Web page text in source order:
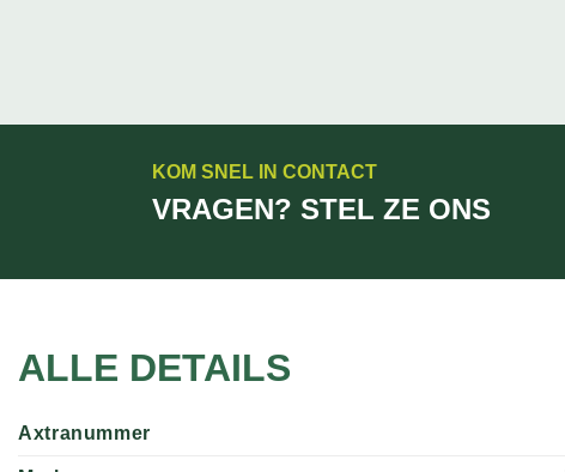
KOM SNEL IN CONTACT
VRAGEN? STEL ZE ONS
ALLE DETAILS
Axtranummer